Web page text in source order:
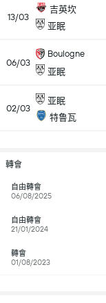
13/03
吉英坎
亚眠
06/03
Boulogne
亚眠
02/03
亚眠
特鲁瓦
轉會
自由轉會
06/08/2025
自由轉會
21/01/2024
轉會
01/08/2023